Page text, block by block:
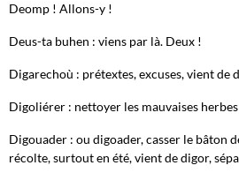
Deomp ! Allons-y !
Deus-ta buhen : viens par là. Deux !
Digarechoù : prétextes, excuses, vient de
Digoliérer : nettoyer les mauvaises
Digouader : ou digoader, casser le bâton
récolte, surtout en été, vient de digor,